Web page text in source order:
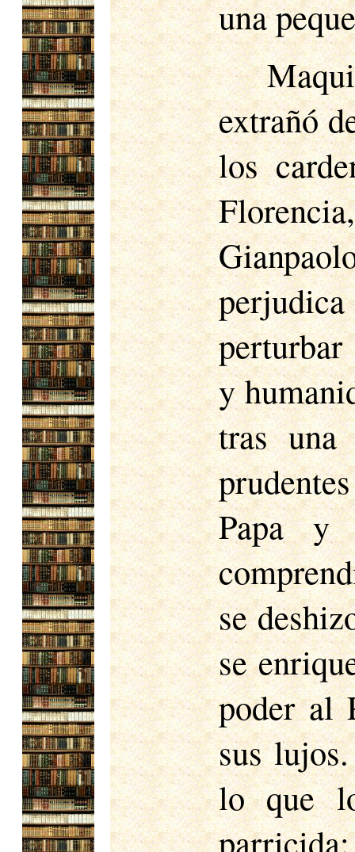
una
extrañó
los
perturbar
y
tras una
Papa y
se
se
poder al
sus
lo que